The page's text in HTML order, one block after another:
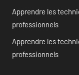
Apprendre les
professionnels
Apprendre les
professionnels